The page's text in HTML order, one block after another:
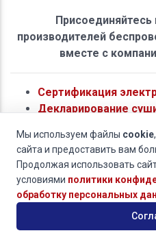
производителей
вместе с
Сертификация
Декларирование
измельчителей
диспоузеров)
Сертификация
Сертификация
Мы используем файлы cookie
сайта и предоставить вам
Продолжая использовать
условиями политики
обработку персональных